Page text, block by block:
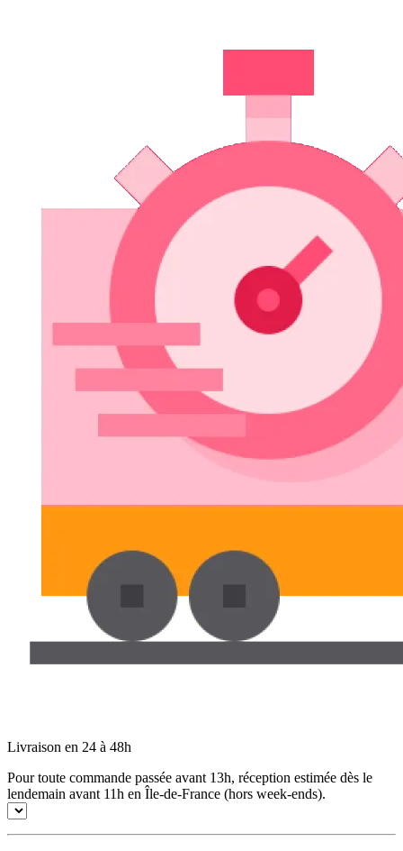
Livraison en 24 à 48h
Pour toute commande passée avant 13h, réception estimée dès le
lendemain avant 11h en Île-de-France (hors week-ends).